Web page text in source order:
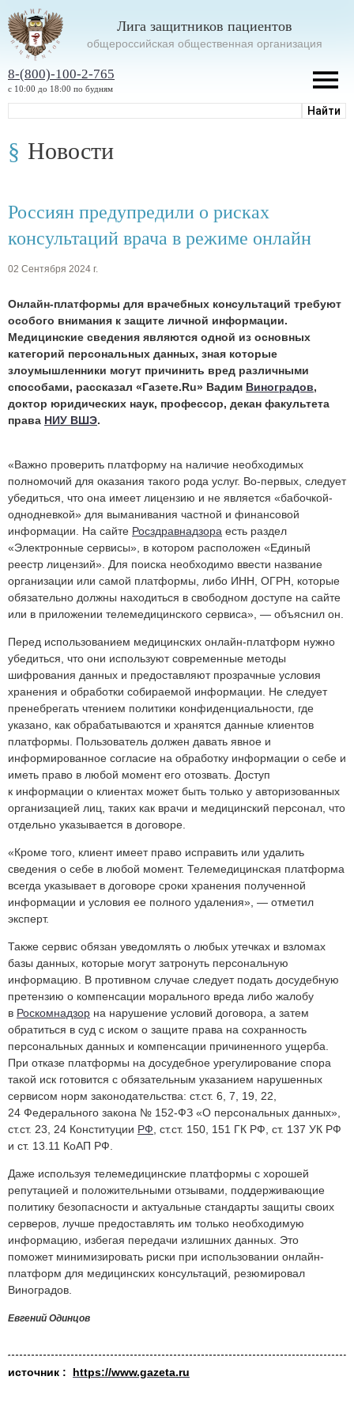
Лига защитников пациентов
oбщероссийская общественная организация
8-(800)-100-2-765
с 10:00 до 18:00 по будням
Новости
Россиян предупредили о рисках
консультаций врача в режиме онлайн
02 Сентября 2024 г.
Онлайн-платформы для врачебных консультаций требуют
особого внимания к защите личной информации.
Медицинские сведения являются одной из основных
категорий персональных данных, зная которые
злоумышленники могут причинить вред различными
способами, рассказал «Газете.Ru» Вадим Виноградов,
доктор юридических наук, профессор, декан факультета
права НИУ ВШЭ.
«Важно проверить платформу на наличие необходимых
полномочий для оказания такого рода услуг. Во-первых, следует
убедиться, что она имеет лицензию и не является «бабочкой-
однодневкой» для выманивания частной и финансовой
информации. На сайте Росздравнадзора есть раздел
«Электронные сервисы», в котором расположен «Единый
реестр лицензий». Для поиска необходимо ввести название
организации или самой платформы, либо ИНН, ОГРН, которые
обязательно должны находиться в свободном доступе на сайте
или в приложении телемедицинского сервиса», — объяснил он.
Перед использованием медицинских онлайн-платформ нужно
убедиться, что они используют современные методы
шифрования данных и предоставляют прозрачные условия
хранения и обработки собираемой информации. Не следует
пренебрегать чтением политики конфиденциальности, где
указано, как обрабатываются и хранятся данные клиентов
платформы. Пользователь должен давать явное и
информированное согласие на обработку информации о себе и
иметь право в любой момент его отозвать. Доступ
к информации о клиентах может быть только у авторизованных
организацией лиц, таких как врачи и медицинский персонал, что
отдельно указывается в договоре.
«Кроме того, клиент имеет право исправить или удалить
сведения о себе в любой момент. Телемедицинская платформа
всегда указывает в договоре сроки хранения полученной
информации и условия ее полного удаления», — отметил
эксперт.
Также сервис обязан уведомлять о любых утечках и взломах
базы данных, которые могут затронуть персональную
информацию. В противном случае следует подать досудебную
претензию о компенсации морального вреда либо жалобу
в Роскомнадзор на нарушение условий договора, а затем
обратиться в суд с иском о защите права на сохранность
персональных данных и компенсации причиненного ущерба.
При отказе платформы на досудебное урегулирование спора
такой иск готовится с обязательным указанием нарушенных
сервисом норм законодательства: ст.ст. 6, 7, 19, 22,
24 Федерального закона № 152-ФЗ «О персональных данных»,
ст.ст. 23, 24 Конституции РФ , ст.ст. 150, 151 ГК РФ, ст. 137 УК РФ
и ст. 13.11 КоАП РФ.
Даже используя телемедицинские платформы с хорошей
репутацией и положительными отзывами, поддерживающие
политику безопасности и актуальные стандарты защиты своих
серверов, лучше предоставлять им только необходимую
информацию, избегая передачи излишних данных. Это
поможет минимизировать риски при использовании онлайн-
платформ для медицинских консультаций, резюмировал
Виноградов.
Евгений Одинцов
источник : https://www.gazeta.ru